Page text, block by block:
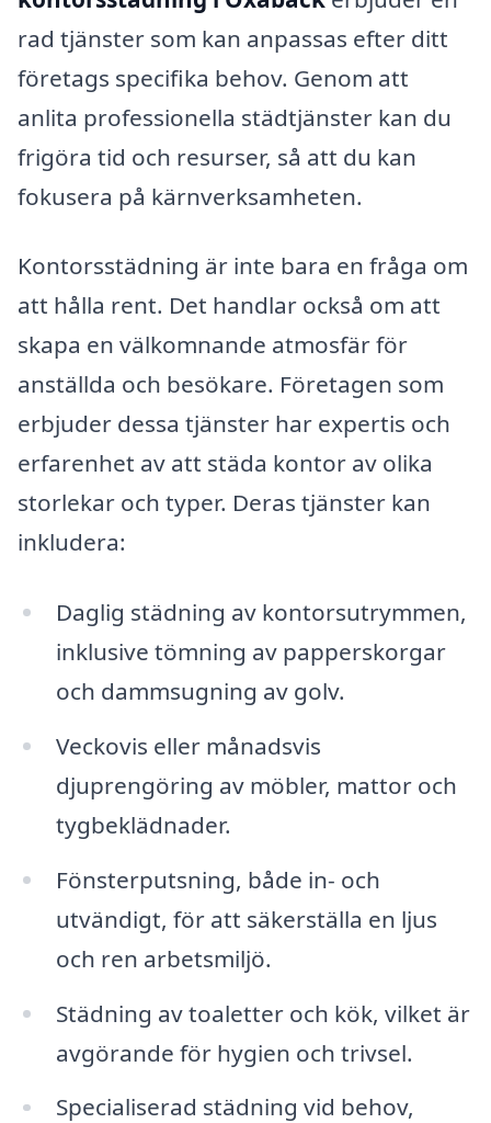
rad tjänster som kan anpassas efter ditt
företags specifika behov. Genom att
anlita professionella städtjänster kan du
frigöra tid och resurser, så att du kan
fokusera på kärnverksamheten.
Kontorsstädning är inte bara en fråga om
att hålla rent. Det handlar också om att
skapa en välkomnande atmosfär för
anställda och besökare. Företagen som
erbjuder dessa tjänster har expertis och
erfarenhet av att städa kontor av olika
storlekar och typer. Deras tjänster kan
inkludera:
Daglig städning av kontorsutrymmen,
inklusive tömning av papperskorgar
och dammsugning av golv.
Veckovis eller månadsvis
djuprengöring av möbler, mattor och
tygbeklädnader.
Fönsterputsning, både in- och
utvändigt, för att säkerställa en ljus
och ren arbetsmiljö.
Städning av toaletter och kök, vilket är
avgörande för hygien och trivsel.
Specialiserad städning vid behov,